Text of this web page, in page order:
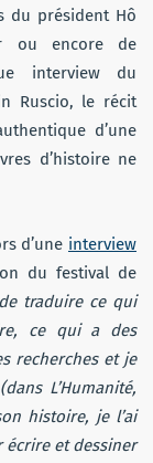
du président Hô
ou encore de
interview du
Ruscio, le récit
d’une
d’histoire ne
d’une interview
du festival de
de traduire ce qui
ce qui a des
recherches et je
L’Humanité,
histoire, je l’ai
écrire et dessiner